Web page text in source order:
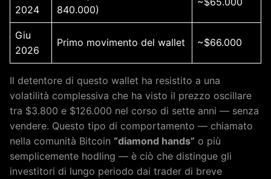
2024
840.000)
Giu
2026
Primo movimento del wallet ~$66.000
Il detentore di questo wallet ha resistito a una
volatilità complessiva che ha visto il prezzo oscillare
tra $3.800 e $126.000 nel corso di sette anni — senza
vendere. Questo tipo di comportamento — chiamato
nella comunità Bitcoin “diamond hands” o più
semplicemente hodling — è ciò che distingue gli
investitori di lungo periodo dai trader di breve